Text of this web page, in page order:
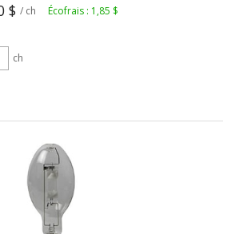
$ / ch Écofrais : 1,85 $
ch